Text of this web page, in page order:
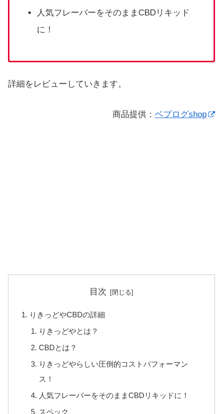
人気フレーバーをそのままCBDリキッド
に！
詳細をレビューしていきます。
商品提供： ベプログshop
目次
りきっどやCBDの詳細
りきっどやとは？
CBDとは？
りきっどやらしい圧倒的コストパフォーマン
ス！
人気フレーバーをそのままCBDリキッドに！
スペック